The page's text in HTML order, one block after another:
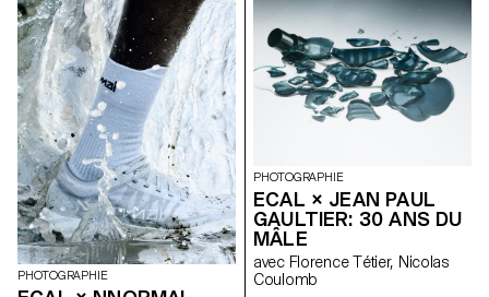
les produits en fractions pures.
PHOTOGRAPHIE
PHOTOGRAPHIE
ECAL × JEAN PAUL
GAULTIER: 30 ANS DU
MÂLE
avec Florence Tétier, Nicolas
Coulomb